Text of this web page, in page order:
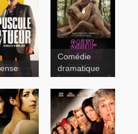
Comédie
dramatique